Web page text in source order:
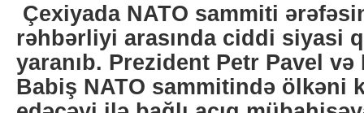
Çexiyada NATO sammiti
rəhbərliyi arasında ciddi siyasi
yaranıb. Prezident Petr Pavel
Babiş NATO sammitində ölkəni